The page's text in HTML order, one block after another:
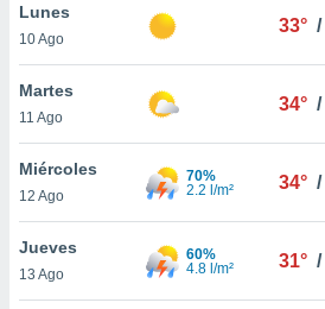
de
cookies
aceptar
Lunes
10 Ago
33° /
Martes
11 Ago
34° /
Miércoles
12 Ago
70%
2.2 l/m²
34° /
Jueves
13 Ago
60%
4.8 l/m²
31° /